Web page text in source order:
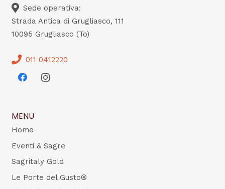
Sede operativa:
Strada Antica di Grugliasco, 111
10095 Grugliasco (To)
011 0412220
MENU
Home
Eventi & Sagre
Sagritaly Gold
Le Porte del Gusto®